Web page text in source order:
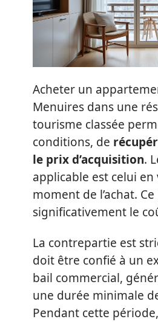
Acheter un
Menuires dans une
tourisme classée
conditions, de
le prix d’acquisition.
applicable est celui
moment de l’achat.
significativement le
La contrepartie est
doit être confié à un
bail commercial,
une durée minimale
Pendant cette période,